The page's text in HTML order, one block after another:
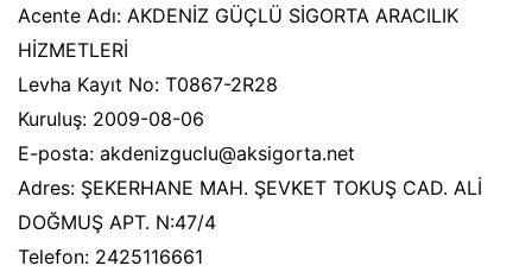
Acente Adı: AKDENİZ GÜÇLÜ SİGORTA ARACILIK
HİZMETLERİ
Levha Kayıt No: T0867-2R28
Kuruluş: 2009-08-06
E-posta: akdenizguclu@aksigorta.net
Adres: ŞEKERHANE MAH. ŞEVKET TOKUŞ CAD. ALİ
DOĞMUŞ APT. N:47/4
Telefon: 2425116661